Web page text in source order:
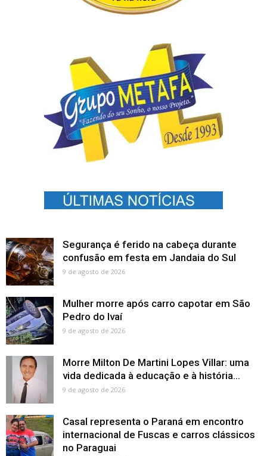
Segurança é ferido na cabeça durante
confusão em festa em Jandaia do Sul
9 de agosto de 2026
Mulher morre após carro capotar em São
Pedro do Ivaí
9 de agosto de 2026
Morre Milton De Martini Lopes Villar: uma
vida dedicada à educação e à história...
9 de agosto de 2026
Casal representa o Paraná em encontro
internacional de Fuscas e carros clássicos
no Paraguai